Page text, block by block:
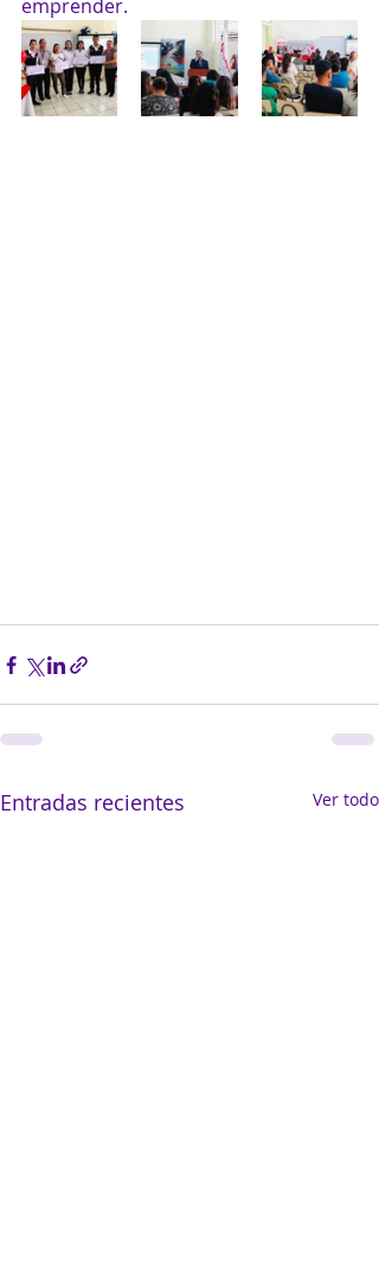
emprender.
Entradas recientes Ver todo